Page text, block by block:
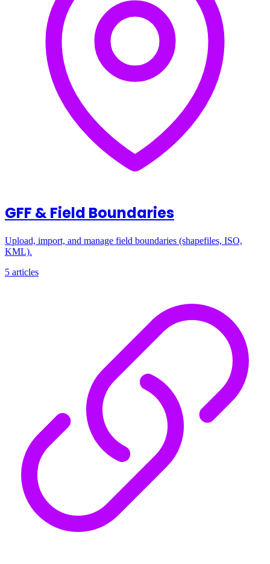
GFF & Field Boundaries
Upload, import, and manage field boundaries (shapefiles, ISO,
KML).
5 articles